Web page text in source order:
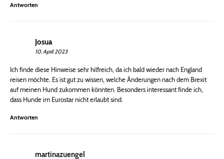
Antworten
Josua
10. April 2023
Ich finde diese Hinweise sehr hilfreich, da ich bald wieder nach England
reisen möchte. Es ist gut zu wissen, welche Änderungen nach dem Brexit
auf meinen Hund zukommen könnten. Besonders interessant finde ich,
dass Hunde im Eurostar nicht erlaubt sind.
Antworten
martinazuengel